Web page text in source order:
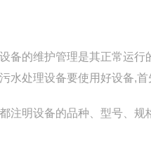
备的维护管理是其正常运行
污水处理设备要使用好设备,
注明设备的品种、型号、